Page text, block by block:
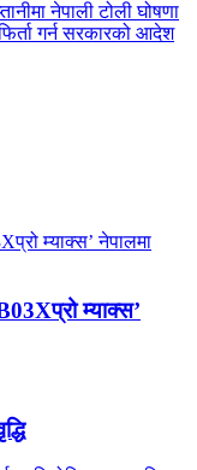
नेपाली टोली घोषणा
गर्न सरकारको आदेश
म्याक्स’